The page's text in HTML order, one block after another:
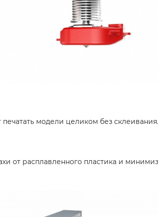
печатать модели целиком без склеивания.
от расплавленного пластика и